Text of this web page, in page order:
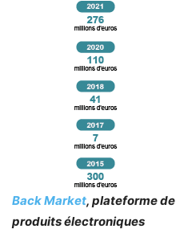
Back Market, plateforme de
produits électroniques